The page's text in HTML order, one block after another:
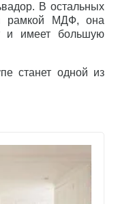
В остальных
рамкой МДФ, она
и имеет большую
станет одной из